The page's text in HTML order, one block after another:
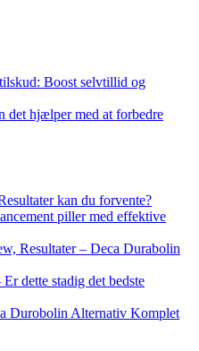
Boost selvtillid og
det hjælper med at forbedre
kan du forvente?
piller med effektive
Resultater – Deca Durabolin
dette stadig det bedste
Durobolin Alternativ Komplet